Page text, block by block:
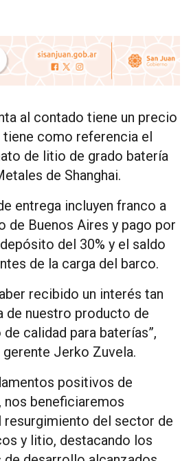
al contado tiene un precio
como referencia el
de litio de grado batería
de Shanghai.
entrega incluyen franco a
de Buenos Aires y pago por
del 30% y el saldo
de la carga del barco.
recibido un interés tan
de nuestro producto de
calidad para baterías”,
Jerko Zuvela.
positivos de
beneficiaremos
resurgimiento del sector de
y litio, destacando los